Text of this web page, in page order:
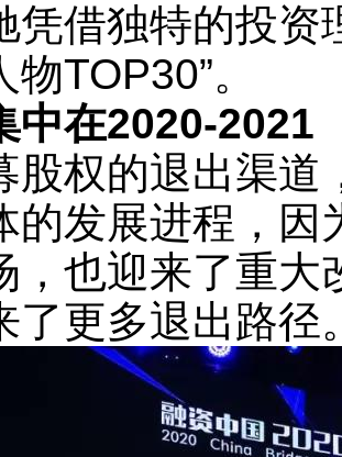
凭借独特的投资
TOP30”。
中在2020-2021
股权的退出渠道
的发展进程，因
，也迎来了重
了更多退出路径